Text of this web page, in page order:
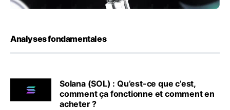
Analyses fondamentales
Solana (SOL) : Qu’est-ce que c’est,
comment ça fonctionne et comment en
acheter ?